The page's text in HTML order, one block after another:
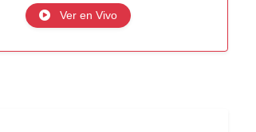
Ver en Vivo